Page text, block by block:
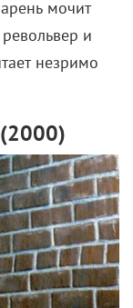
реку
бы сделать
(место
который
визуальные